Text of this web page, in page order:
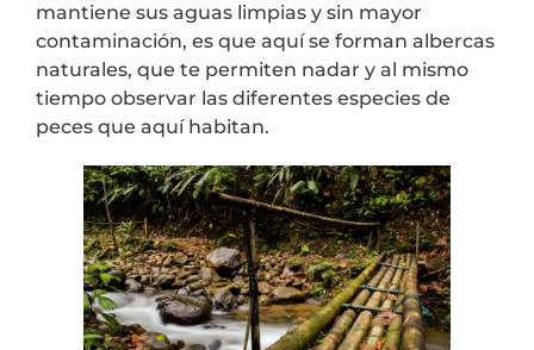
mantiene sus aguas limpias y sin mayor
contaminación, es que aquí se forman albercas
naturales, que te permiten nadar y al mismo
tiempo observar las diferentes especies de
peces que aquí habitan.